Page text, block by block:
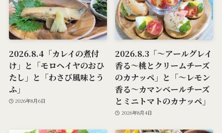
2026.8.4「カレイの煮付
け」と「モロヘイヤのおひ
たし」と「わさび風味とう
ふ」
2026年8月6日
2026.8.3「～アールグレイ
香る～桃とクリームチーズ
のカナッペ」と「～レモン
香る～カマンベールチーズ
とミニトマトのカナッペ」
2026年8月4日